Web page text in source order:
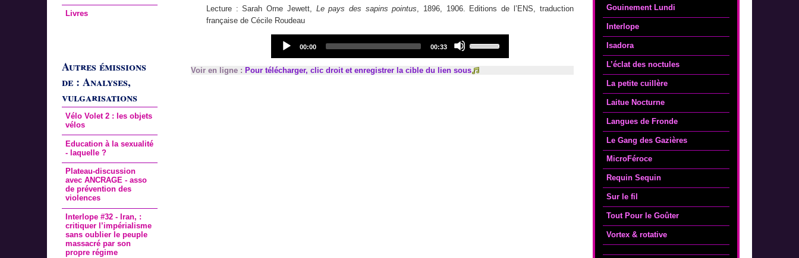
Gouinement Lundi
Interlope
Isadora
L’éclat des noctules
La petite cuillère
Laitue Nocturne
Langues de Fronde
Le Gang des Gazières
MicroFéroce
Requin Sequin
Sur le fil
Tout Pour le Goûter
Vortex & rotative
Livres
Autres émissions
de : Analyses,
vulgarisations
Vélo Volet 2 : les objets
vélos
Education à la sexualité
- laquelle ?
Plateau-discussion
avec ANCRAGE - asso
de prévention des
violences
Interlope #32 - Iran, :
critiquer l’impérialisme
sans oublier le peuple
massacré par son
propre régime
Lecture : Sarah Orne Jewett, Le pays des sapins pointus, 1896, 1906. Editions de l’ENS, traduction
française de Cécile Roudeau
Audio
Player
Current
00:00
Total
00:33
Up/Down
keys
Voir en ligne : Pour télécharger, clic droit et enregistrer la cible du lien sous